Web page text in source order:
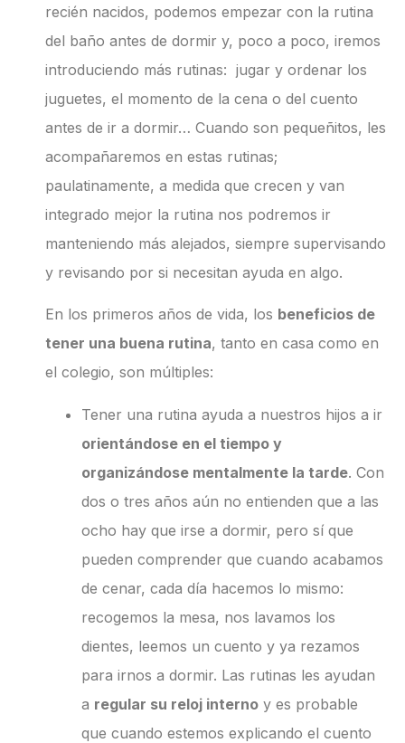
recién nacidos, podemos empezar con la rutina
del baño antes de dormir y, poco a poco, iremos
introduciendo más rutinas: jugar y ordenar los
juguetes, el momento de la cena o del cuento
antes de ir a dormir… Cuando son pequeñitos, les
acompañaremos en estas rutinas;
paulatinamente, a medida que crecen y van
integrado mejor la rutina nos podremos ir
manteniendo más alejados, siempre supervisando
y revisando por si necesitan ayuda en algo.
En los primeros años de vida, los beneficios de
tener una buena rutina, tanto en casa como en
el colegio, son múltiples:
Tener una rutina ayuda a nuestros hijos a ir
orientándose en el tiempo y
organizándose mentalmente la tarde. Con
dos o tres años aún no entienden que a las
ocho hay que irse a dormir, pero sí que
pueden comprender que cuando acabamos
de cenar, cada día hacemos lo mismo:
recogemos la mesa, nos lavamos los
dientes, leemos un cuento y ya rezamos
para irnos a dormir. Las rutinas les ayudan
a regular su reloj interno y es probable
que cuando estemos explicando el cuento